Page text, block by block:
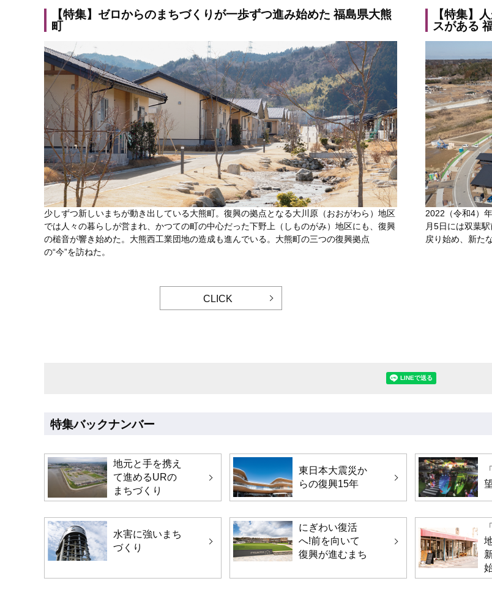
【特集】ゼロからのまちづくりが一歩ずつ進み始めた 福島県大熊
町
少しずつ新しいまちが動き出している大熊町。復興の拠点となる大川原（おおがわら）地区
では人々の暮らしが営まれ、かつての町の中心だった下野上（しものがみ）地区にも、復興
の槌音が響き始めた。大熊西工業団地の造成も進んでいる。大熊町の三つの復興拠点
の“今”を訪ねた。
CLICK
【特集】
スがある
2022（令和4）
月5日には双葉
戻り始め、新た
LINEで送る(別ウィンド
特集バックナンバー
地元と手を携え
て進めるURの
まちづくり
東日本大震災か
らの復興15年
水害に強いまち
づくり
にぎわい復活
へ!前を向いて
復興が進むまち